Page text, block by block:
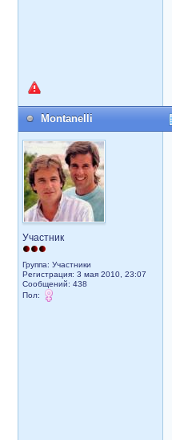
Montanelli
Участник
Группа: Участники
Регистрация: 3 мая 2010, 23:07
Сообщений: 438
Пол: